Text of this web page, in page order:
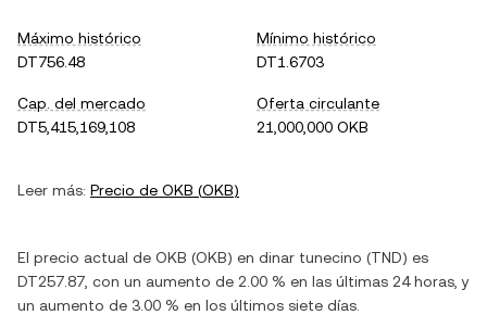
Máximo histórico
DT756.48
Mínimo histórico
DT1.6703
Cap. del mercado
DT5,415,169,108
Oferta circulante
21,000,000 OKB
Leer más: Precio de OKB (OKB)
El precio actual de OKB (OKB) en dinar tunecino (TND) es
DT257.87 , con un aumento de 2.00 % en las últimas 24 horas, y
un aumento de 3.00 % en los últimos siete días.